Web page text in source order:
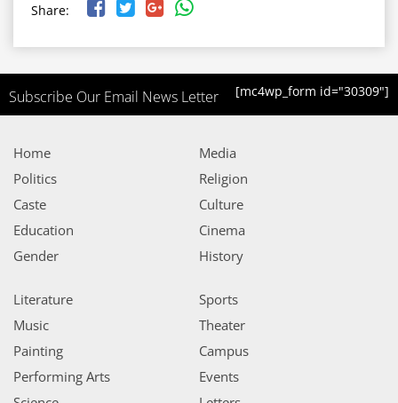
Share:
Subscribe Our Email News Letter [mc4wp_form id="30309"]
Home
Politics
Caste
Education
Gender
Media
Religion
Culture
Cinema
History
Literature
Music
Painting
Performing Arts
Sports
Theater
Campus
Events